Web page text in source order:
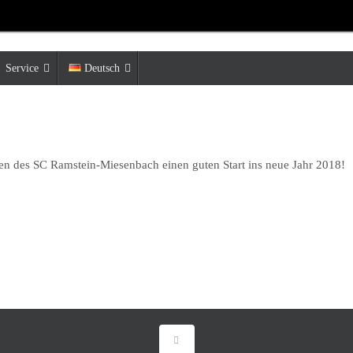
Service Deutsch
des SC Ramstein-Miesenbach einen guten Start ins neue Jahr 2018!